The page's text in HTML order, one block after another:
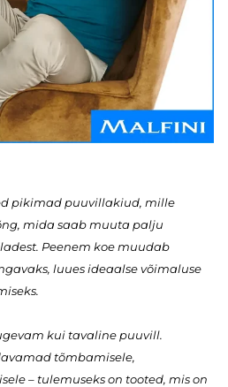
pikimad puuvillakiud, mille
mida saab muuta palju
Peenem koe muudab
luues ideaalse võimaluse
kui tavaline puuvill.
tõmbamisele,
– tulemuseks on tooted, mis on